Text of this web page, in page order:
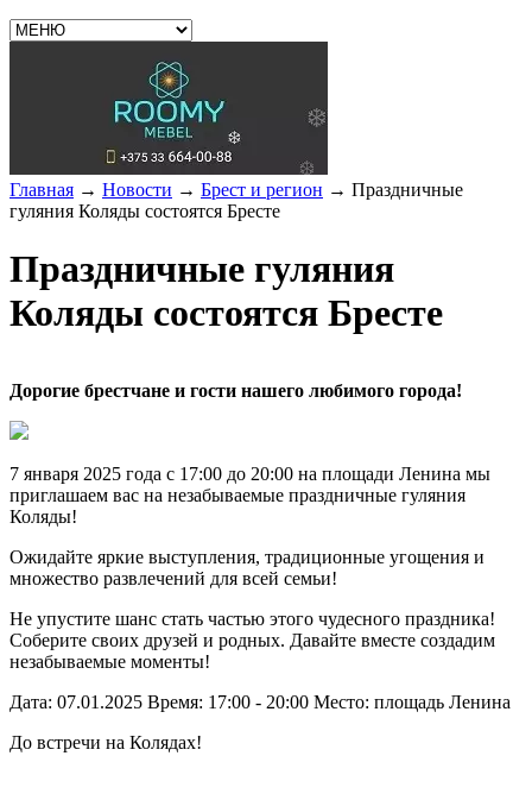
Главная → Новости → Брест и регион → Праздничные
гуляния Коляды состоятся Бресте
Праздничные гуляния
Коляды состоятся Бресте
Дорогие брестчане и гости нашего любимого города!
7 января 2025 года с 17:00 до 20:00 на площади Ленина мы
приглашаем вас на незабываемые праздничные гуляния
Коляды!
Ожидайте яркие выступления, традиционные угощения и
множество развлечений для всей семьи!
Не упустите шанс стать частью этого чудесного праздника!
Соберите своих друзей и родных. Давайте вместе создадим
незабываемые моменты!
Дата: 07.01.2025 Время: 17:00 - 20:00 Место: площадь Ленина
До встречи на Колядах!